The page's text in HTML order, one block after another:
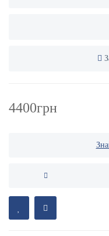
4400грн